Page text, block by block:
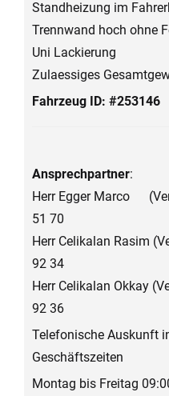
Standheizung im
Trennwand hoch ohne
Uni Lackierung
Zulaessiges
Fahrzeug ID: #253146
Ansprechpartner:
Herr Egger Marco
51 70
Herr Celikalan Rasim
92 34
Herr Celikalan Okkay
92 36
Telefonische Auskunft
Geschäftszeiten
Montag bis Freitag